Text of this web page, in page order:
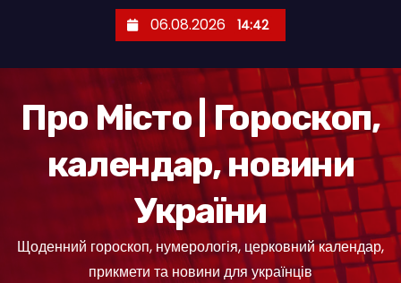
06.08.2026 14:42
Про Місто | Гороскоп,
календар, новини
України
Щоденний гороскоп, нумерологія, церковний календар,
прикмети та новини для українців